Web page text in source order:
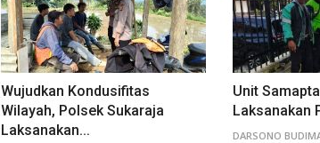
Wujudkan Kondusifitas
Wilayah, Polsek Sukaraja
Laksanakan...
Unit
Laksanakan
DARSONO
Kalimantan Barat